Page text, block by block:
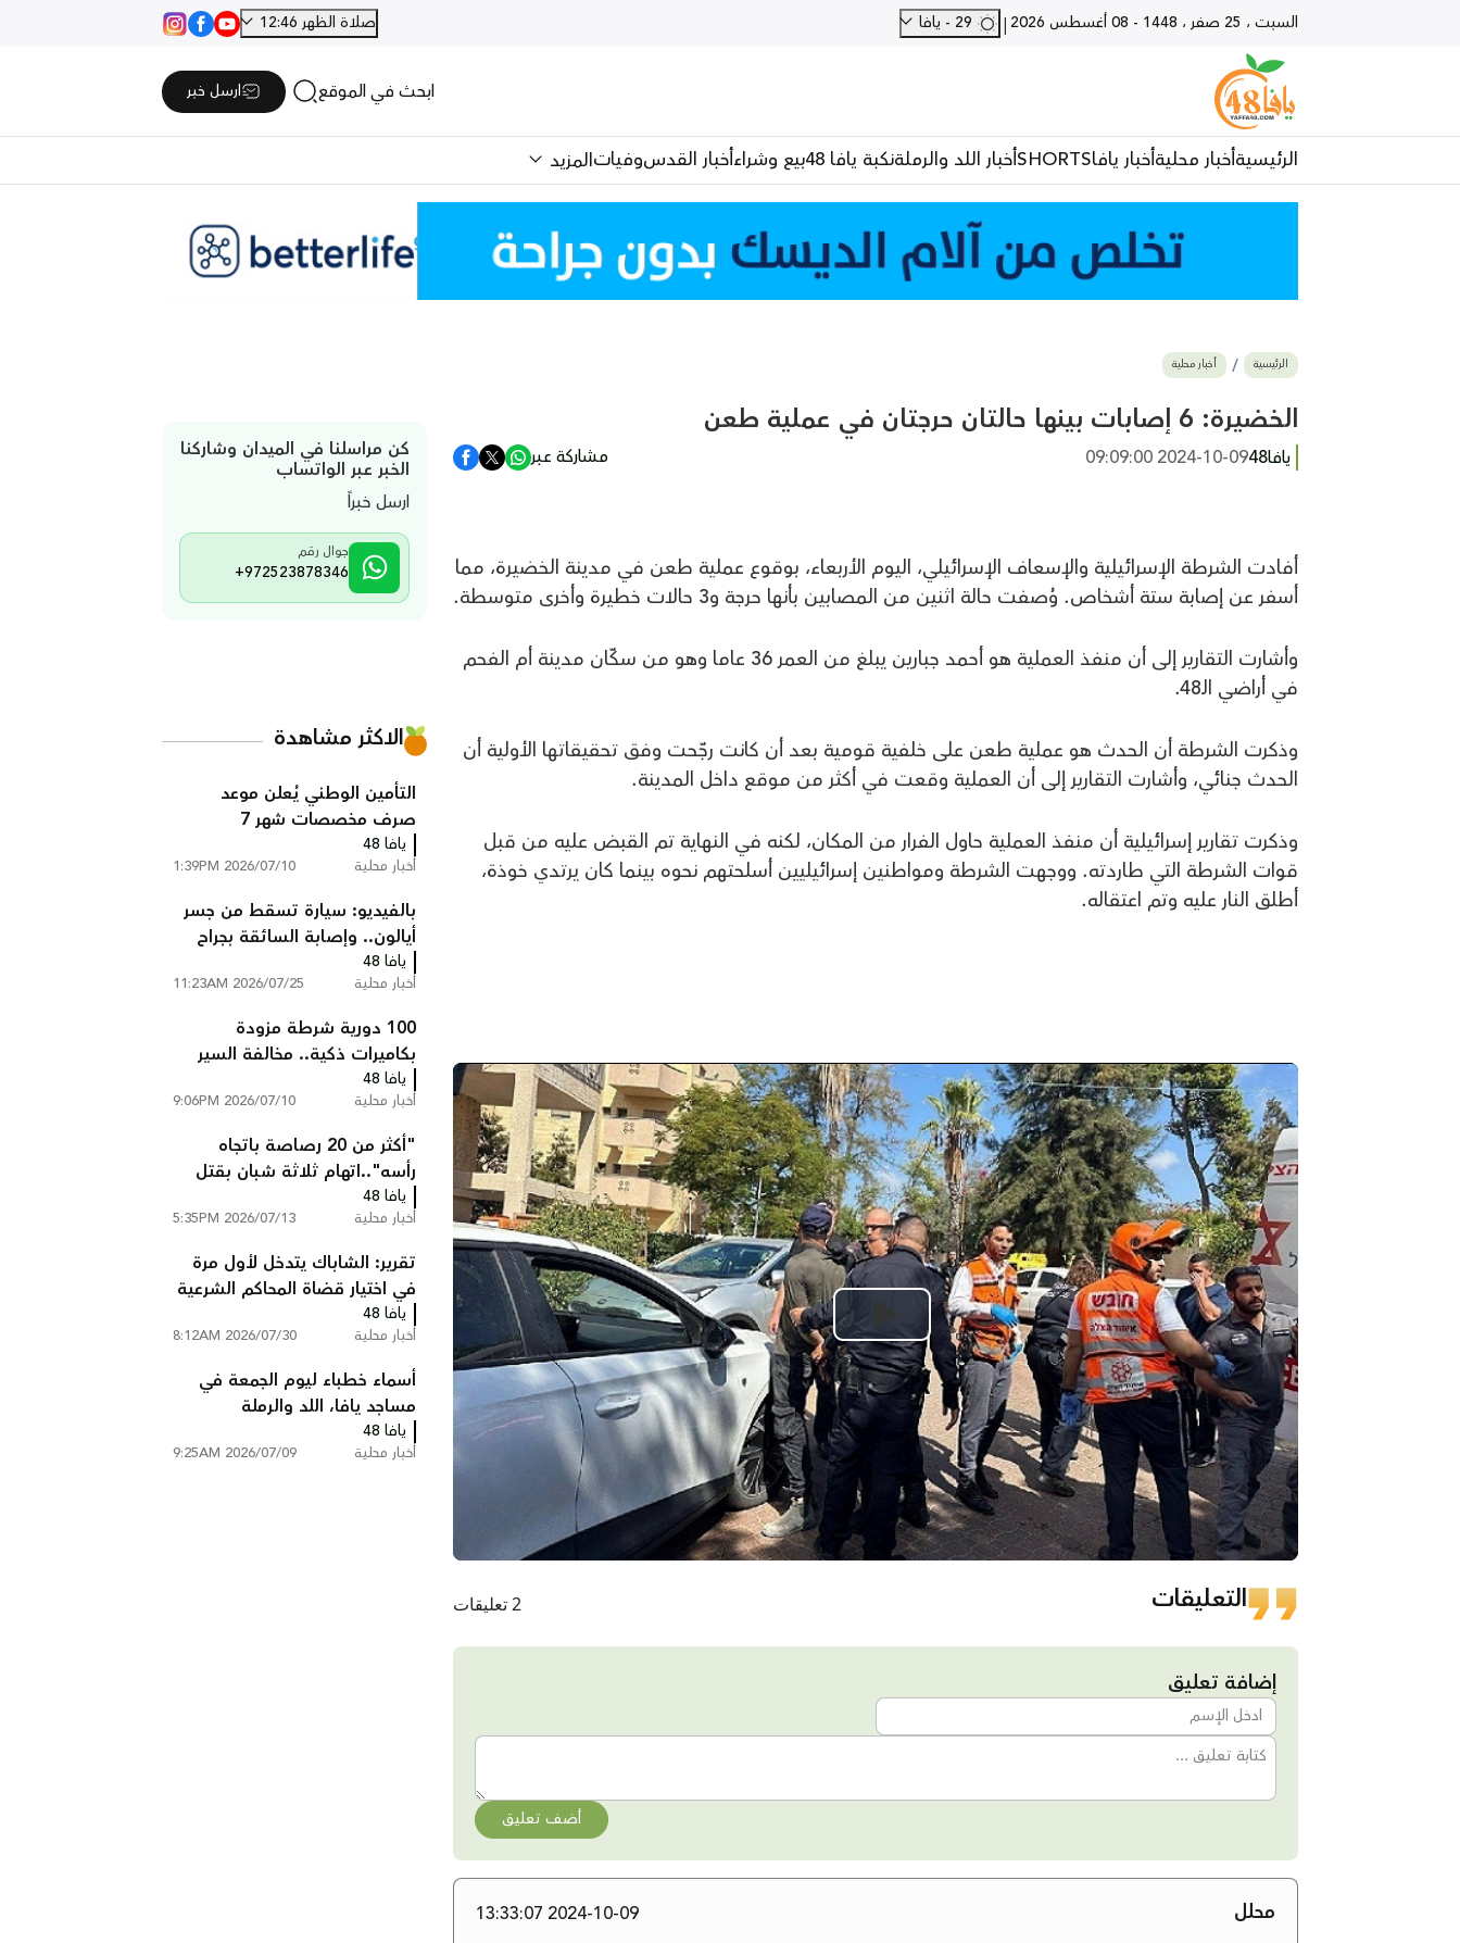
السبت ، 25 صفر ، 1448 - 08 أغسطس 2026 | صلاة الظهر 12:46
ابحث في الموقع ارسل خبر
الرئيسيةأخبار محليةأخبار يافاSHORTSأخبار اللد والرملةنكبة يافا 48 بيع وشراءأخبار القدسوفياتالمزيد
الرئيسية أخبار محلية
الخضيرة: 6 إصابات بينها حالتان حرجتان في عملية طعن
يافا48 2024-10-09 09:09:00 مشاركة عبر
أفادت الشرطة الإسرائيلية والإسعاف الإسرائيلي، اليوم الأربعاء، بوقوع عملية طعن في مدينة الخضيرة، مما
أسفر عن إصابة ستة أشخاص. وُصفت حالة اثنين من المصابين بأنها حرجة و3 حالات خطيرة وأخرى متوسطة.
وأشارت التقارير إلى أن منفذ العملية هو أحمد جبارين يبلغ من العمر 36 عاما وهو من سكّان مدينة أم الفحم
في أراضي الـ48.
وذكرت الشرطة أن الحدث هو عملية طعن على خلفية قومية بعد أن كانت رجّحت وفق تحقيقاتها الأولية أن
الحدث جنائي، وأشارت التقارير إلى أن العملية وقعت في أكثر من موقع داخل المدينة.
وذكرت تقارير إسرائيلية أن منفذ العملية حاول الفرار من المكان، لكنه في النهاية تم القبض عليه من قبل
قوات الشرطة التي طاردته. ووجهت الشرطة ومواطنين إسرائيليين أسلحتهم نحوه بينما كان يرتدي خوذة،
أطلق النار عليه وتم اعتقاله.
Play
Video
التعليقات 2 تعليقات
إضافة تعليق
أضف تعليق
محلل 2024-10-09 13:33:07
كن مراسلنا في الميدان وشاركنا
الخبر عبر الواتساب
ارسل خبراً
جوال رقم
+972523878346
الاكثر مشاهدة
التأمين الوطني يُعلن موعد
صرف مخصصات شهر 7
يافا 48
أخبار محلية 2026/07/10 1:39PM
بالفيديو: سيارة تسقط من جسر
أيالون.. وإصابة السائقة بجراح
خطيرة
يافا 48
أخبار محلية 2026/07/25 11:23AM
100 دورية شرطة مزودة
بكاميرات ذكية.. مخالفة السير
تصلك إلى المنزل دون أن تتوقف
يافا 48
أخبار محلية 2026/07/10 9:06PM
"أكثر من 20 رصاصة باتجاه
رأسه"..اتهام ثلاثة شبان بقتل
عبد السلام ابو عصب من
شعفاط
يافا 48
أخبار محلية 2026/07/13 5:35PM
تقرير: الشاباك يتدخل لأول مرة
في اختيار قضاة المحاكم الشرعية
ويستبعد مرشحين
يافا 48
أخبار محلية 2026/07/30 8:12AM
أسماء خطباء ليوم الجمعة في
مساجد يافا، اللد والرملة
يافا 48
أخبار محلية 2026/07/09 9:25AM